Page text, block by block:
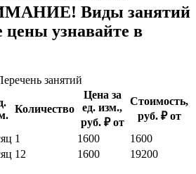
Виды занятий
цены узнавайте в
занятий
Количество
Цена за
ед. изм.,
руб. ₽ от
Стоимость,
руб. ₽ от
1 1600
1600
12 1600 19200